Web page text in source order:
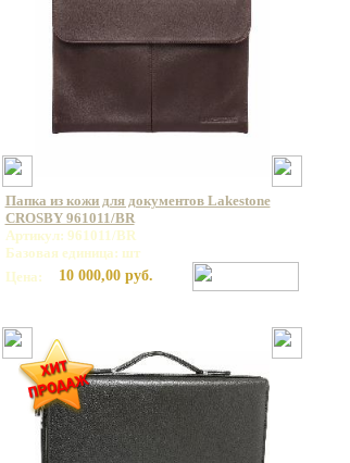
Папка из кожи для документов Lakestone
CROSBY 961011/BR
Артикул: 961011/BR
Базовая единица: шт
Цена:
10 000,00 руб.